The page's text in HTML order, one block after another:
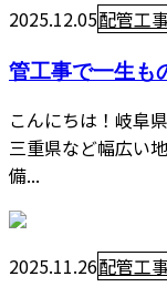
2025.12.05配管工
管工事で一生も
こんにちは！岐阜
三重県など幅広い
備...
2025.11.26配管工